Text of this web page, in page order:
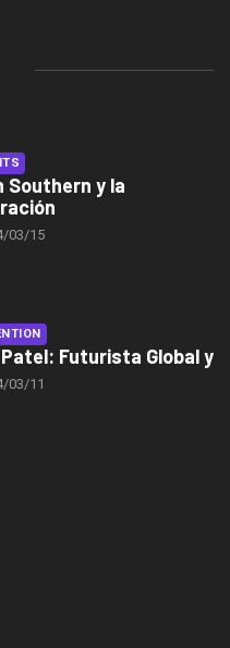
Southern y la
03/15
Patel: Futurista Global y
03/11